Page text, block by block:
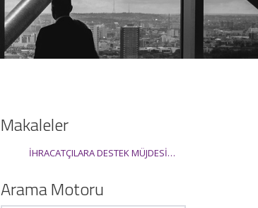
Makaleler
İHRACATÇILARA DESTEK MÜJDESİ…
Arama Motoru